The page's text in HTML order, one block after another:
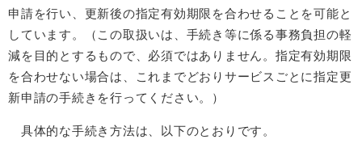
申請を行い、更新後の指定有効期限を合わせることを可能と
しています。（この取扱いは、手続き等に係る事務負担の軽
減を目的とするもので、必須ではありません。​​​​​​指定有効期限
を合わせない場合は、これまでどおりサービスごとに指定更
新申請の手続きを行ってください。）
具体的な手続き方法は、以下のとおりです。